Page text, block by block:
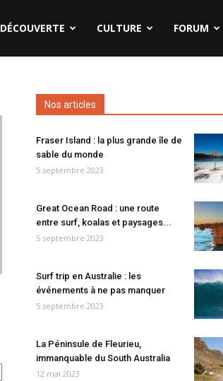
DÉCOUVERTE CULTURE FORUM
Nos articles
Fraser Island : la plus grande île de
sable du monde
5 septembre 2023
Great Ocean Road : une route
entre surf, koalas et paysages...
5 septembre 2023
Surf trip en Australie : les
événements à ne pas manquer
5 septembre 2023
La Péninsule de Fleurieu,
immanquable du South Australia
12 mai 2023